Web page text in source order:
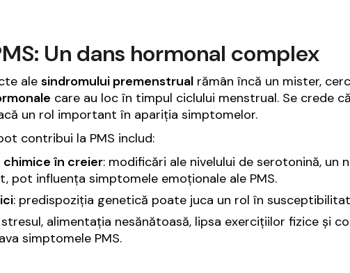
Un dans hormonal complex
ale sindromului premenstrual rămân încă un mister,
care au loc în timpul ciclului menstrual. Se crede că
un rol important în apariția simptomelor.
contribui la PMS includ:
chimice în creier: modificări ale nivelului de serotonină,
pot influența simptomele emoționale ale PMS.
: predispoziția genetică poate juca un rol în
stresul, alimentația nesănătoasă, lipsa exercițiilor fizice și
simptomele PMS.